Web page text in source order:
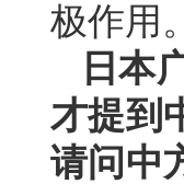
极作用。
日本
才提到
请问中